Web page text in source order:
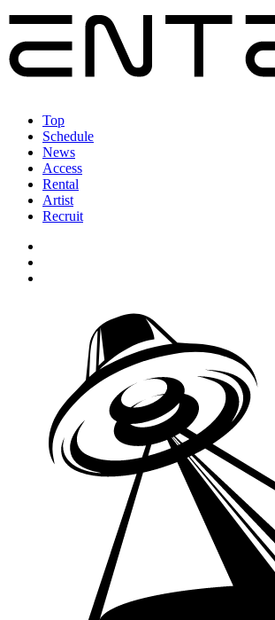
Top
Schedule
News
Access
Rental
Artist
Recruit